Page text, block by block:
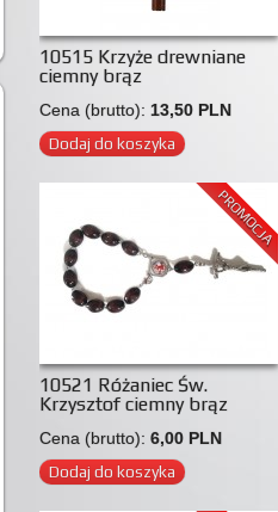
10515 Krzyże drewniane
ciemny brąz
Cena (brutto): 13,50 PLN
Dodaj do koszyka
10521 Różaniec Św.
Krzysztof ciemny brąz
PROMOCJA
Cena (brutto): 6,00 PLN
Dodaj do koszyka